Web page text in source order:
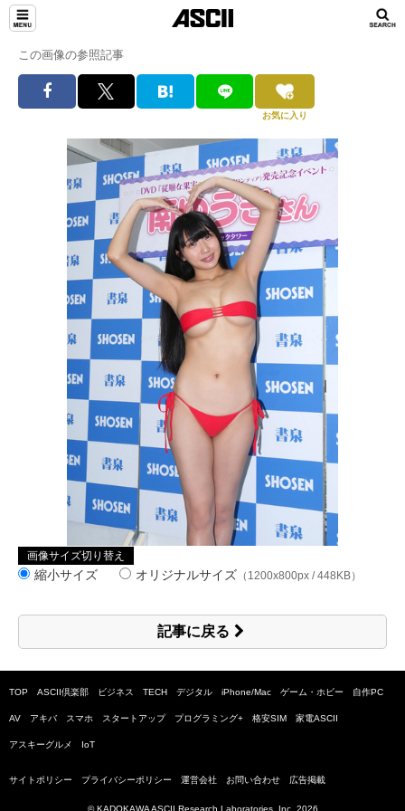
この画像の参照記事
お気に入り
画像サイズ切り替え
縮小サイズ オリジナルサイズ （1200x800px / 448KB）
記事に戻る
TOP ASCII倶楽部 ビジネス TECH デジタル iPhone/Mac ゲーム・ホビー 自作PC
AV アキバ スマホ スタートアップ プログラミング+ 格安SIM 家電ASCII
アスキーグルメ IoT
サイトポリシー プライバシーポリシー 運営会社 お問い合わせ 広告掲載
© KADOKAWA ASCII Research Laboratories, Inc. 2026